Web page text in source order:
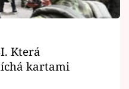
Která
kartami